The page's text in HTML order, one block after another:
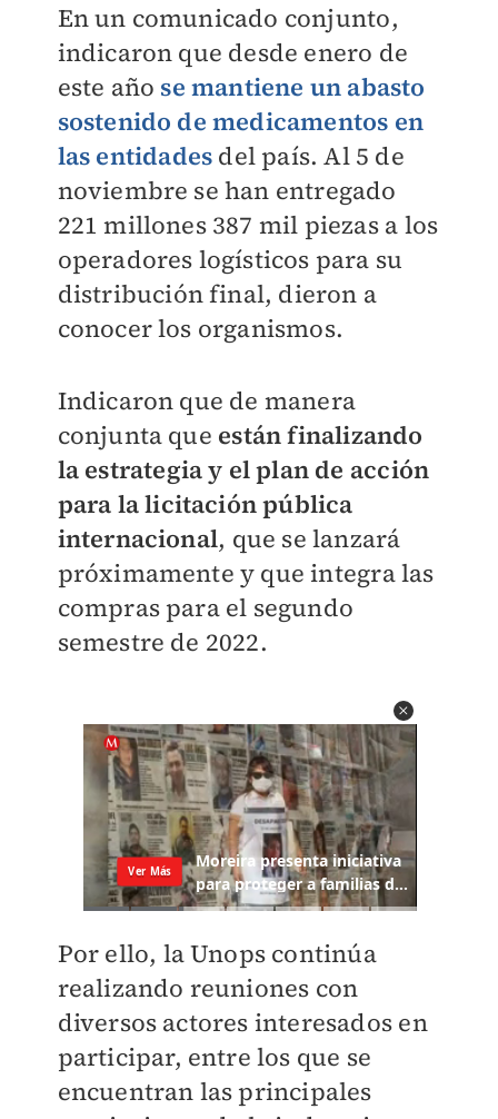
En un comunicado conjunto,
indicaron que desde enero de
este año se mantiene un abasto
sostenido de medicamentos en
las entidades del país. Al 5 de
noviembre se han entregado
221 millones 387 mil piezas a los
operadores logísticos para su
distribución final, dieron a
conocer los organismos.
Indicaron que de manera
conjunta que están finalizando
la estrategia y el plan de acción
para la licitación pública
internacional, que se lanzará
próximamente y que integra las
compras para el segundo
semestre de 2022.
Por ello, la Unops continúa
realizando reuniones con
diversos actores interesados en
participar, entre los que se
encuentran las principales